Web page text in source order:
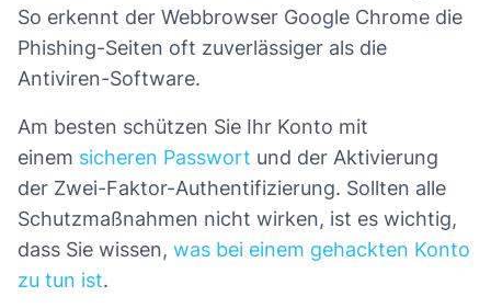
So erkennt der Webbrowser Google Chrome die
Phishing-Seiten oft zuverlässiger als die
Antiviren-Software.
Am besten schützen Sie Ihr Konto mit
einem sicheren Passwort und der Aktivierung
der Zwei-Faktor-Authentifizierung. Sollten alle
Schutzmaßnahmen nicht wirken, ist es wichtig,
dass Sie wissen, was bei einem gehackten Konto
zu tun ist.